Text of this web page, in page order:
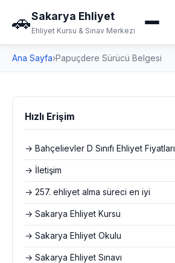
🚗Sakarya Ehliyet
Ehliyet Kursu & Sınav Merkezi
Ana Sayfa›Papuçdere Sürücü Belgesi
Hızlı Erişim
→ Bahçelievler D Sınıfı Ehliyet Fiyatları
→ İletişim
→ 257. ehliyet alma süreci en iyi
→ Sakarya Ehliyet Kursu
→ Sakarya Ehliyet Okulu
→ Sakarya Ehliyet Sınavı